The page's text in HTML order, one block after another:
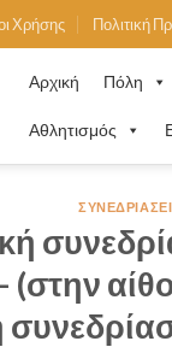
Χρήσης Πολιτική
Αρχική Πόλη
Αθλητισμός
(στην